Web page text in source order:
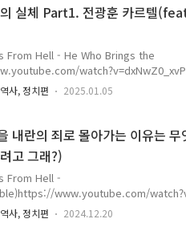
당에도 존재한다. 이들은 윤석열 대통령
불어민주당 당대표도 자신의 범죄로 인
로 개헌을 하기 위하여 노력하고 있는 국
대손손 국회의원이 되어 대한민국을 자신
실체 Part1. 전광훈 카르텔
From Hell - He Who Brings the
공천권을 가지고 싶어 한다. 그게 그의 본
려 한다. 이번 포스팅은 소위 보수 우파의
면 전광훈 목사와 그의 카르텔은 절대로
위기를 이용하여 국민의 힘 공천권을 취하
는 정치인을 국민의 힘 국회의원으로 공
욕을 갖고 있는 세력이다. 따라서, 필자
사, 정치편 2025.01.05
내란의 죄로 몰아가는 이유는
고 그래?)
From Hell -
www.youtube.com/
가능할까? 이번 포스팅의 주제는 제목과
되어 헌법재판소에서 탄핵 심판이 진행될
사, 정치편 2024.12.20